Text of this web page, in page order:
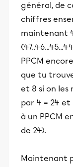
général, de
chiffres
maintenant
PPCM
que tu
et 8 si on les
par 4 = 24 et
à un PPCM
de 24).
Maintenant